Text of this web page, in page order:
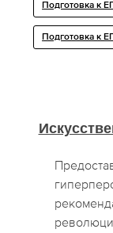
Подготовка к
Подготовка к